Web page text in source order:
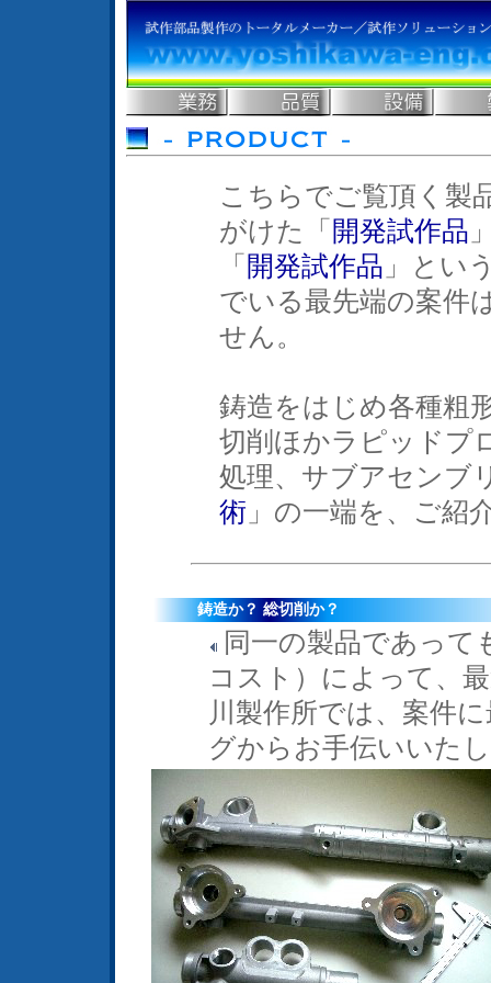
こちらでご覧頂く製
がけた「 開発試作品
「 開発試作品 」とい
でいる最先端の案件
せん。
鋳造をはじめ各種粗
切削ほかラピッドプ
処理、サブアセンブ
術 」の一端を、ご紹
鋳造か？ 総切削か？
同一の製品であって
コスト）によって、
川製作所では、案件
グからお手伝いいた